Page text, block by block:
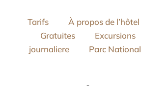
Tarifs À propos de l’hôtel
Gratuites
Excursions
journaliere
Parc National